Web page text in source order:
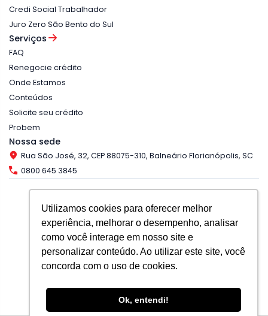
Utilizamos cookies para oferecer melhor
experiência, melhorar o desempenho, analisar
como você interage em nosso site e
personalizar conteúdo. Ao utilizar este site, você
concorda com o uso de cookies.
Ok, entendi!
Credi Social Trabalhador
Juro Zero São Bento do Sul
Serviços
FAQ
Renegocie crédito
Onde Estamos
Conteúdos
Solicite seu crédito
Probem
Nossa sede
Rua São José, 32, CEP 88075-310, Balneário Florianópolis, SC
0800 645 3845
Copyright © 2025, Banco do Empreendedor.
Nos acompanhe nas redes
Baixe nosso app